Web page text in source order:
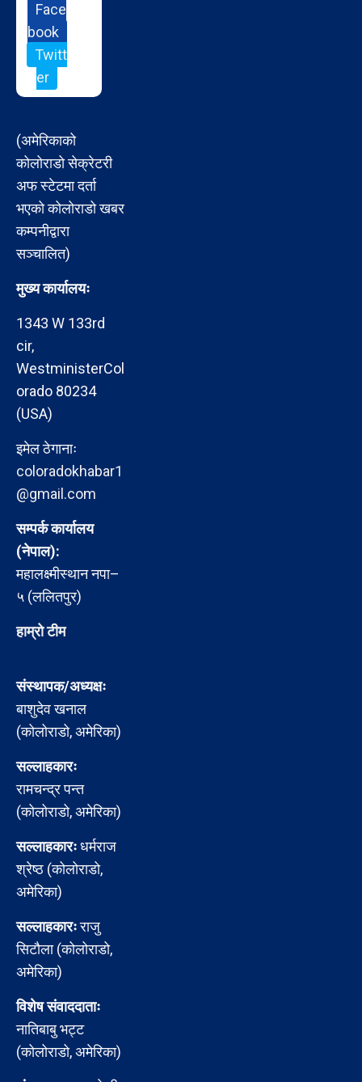
Face
book
Twitt
er
(अमेरिकाको
कोलोराडो सेक्रेटरी
अफ स्टेटमा दर्ता
भएको कोलोराडो खबर
कम्पनीद्वारा
सञ्चालित)
मुख्य कार्यालयः
1343 W 133rd
cir,
WestministerCol
orado 80234
(USA)
इमेल ठेगानाः
coloradokhabar1
@gmail.com
सम्पर्क कार्यालय
(नेपाल):
महालक्ष्मीस्थान नपा–
५ (ललितपुर)
हाम्रो टीम
संस्थापक/अध्यक्षः
बाशुदेव खनाल
(कोलोराडो, अमेरिका)
सल्लाहकारः
रामचन्द्र पन्त
(कोलोराडो, अमेरिका)
सल्लाहकारःधर्मराज
श्रेष्ठ (कोलोराडो,
अमेरिका)
सल्लाहकारःराजु
सिटौला (कोलोराडो,
अमेरिका)
विशेष संवाददाताः
नातिबाबु भट्ट
(कोलोराडो, अमेरिका)